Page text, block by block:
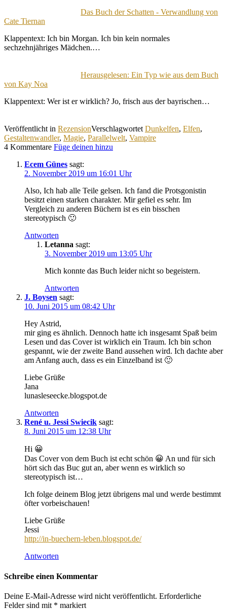
Das Buch der Schatten - Verwandlung von
Cate Tiernan
Klappentext: Ich bin Morgan. Ich bin kein normales
sechzehnjähriges Mädchen.…
Herausgelesen: Ein Typ wie aus dem Buch
von Kay Noa
Klappentext: Wer ist er wirklich? Jo, frisch aus der bayrischen…
Veröffentlicht in RezensionVerschlagwortet Dunkelfen, Elfen,
Gestaltenwandler, Magie, Parallelwelt, Vampire
4 Kommentare Füge deinen hinzu
Ecem Günes sagt:
2. November 2019 um 16:01 Uhr
Also, Ich hab alle Teile gelsen. Ich fand die Protsgonistin
besitzt einen starken charakter. Mir gefiel es sehr. Im
Vergleich zu anderen Büchern ist es ein bisschen
stereotypisch 🙂
Antworten
Letanna sagt:
3. November 2019 um 13:05 Uhr
Mich konnte das Buch leider nicht so begeistern.
Antworten
J. Boysen sagt:
10. Juni 2015 um 08:42 Uhr
Hey Astrid,
mir ging es ähnlich. Dennoch hatte ich insgesamt Spaß beim
Lesen und das Cover ist wirklich ein Traum. Ich bin schon
gespannt, wie der zweite Band aussehen wird. Ich dachte aber
am Anfang auch, dass es ein Einzelband ist 🙂
Liebe Grüße
Jana
lunasleseecke.blogspot.de
Antworten
René u. Jessi Swiecik sagt:
8. Juni 2015 um 12:38 Uhr
Hi 😀
Das Cover von dem Buch ist echt schön 😀 An und für sich
hört sich das Buc gut an, aber wenn es wirklich so
stereotypisch ist…
Ich folge deinem Blog jetzt übrigens mal und werde bestimmt
öfter vorbeischauen!
Liebe Grüße
Jessi
http://in-buechern-leben.blogspot.de/
Antworten
Schreibe einen Kommentar
Deine E-Mail-Adresse wird nicht veröffentlicht. Erforderliche
Felder sind mit * markiert